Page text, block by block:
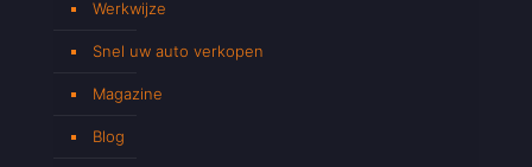
Werkwijze
Snel uw auto verkopen
Magazine
Blog